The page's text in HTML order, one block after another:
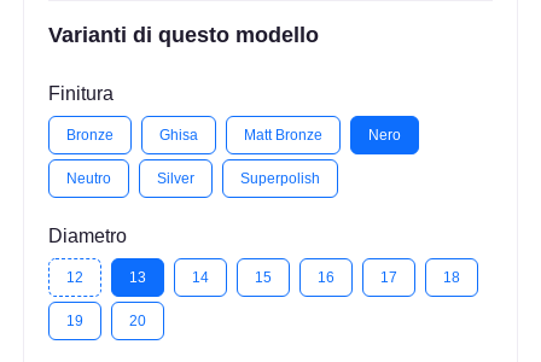
Varianti di questo modello
Finitura
Bronze Ghisa Matt Bronze Nero
Neutro Silver Superpolish
Diametro
12 13 14 15 16 17 18
19 20